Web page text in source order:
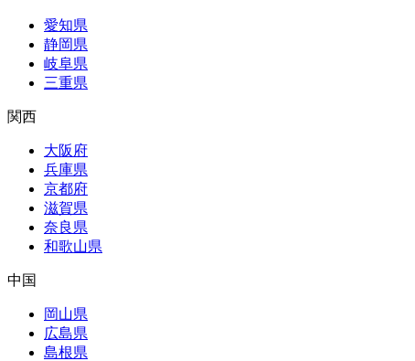
愛知県
静岡県
岐阜県
三重県
関西
大阪府
兵庫県
京都府
滋賀県
奈良県
和歌山県
中国
岡山県
広島県
島根県